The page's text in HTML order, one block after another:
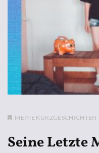
MEINE KURZGESCHICHTEN
Seine Letzte